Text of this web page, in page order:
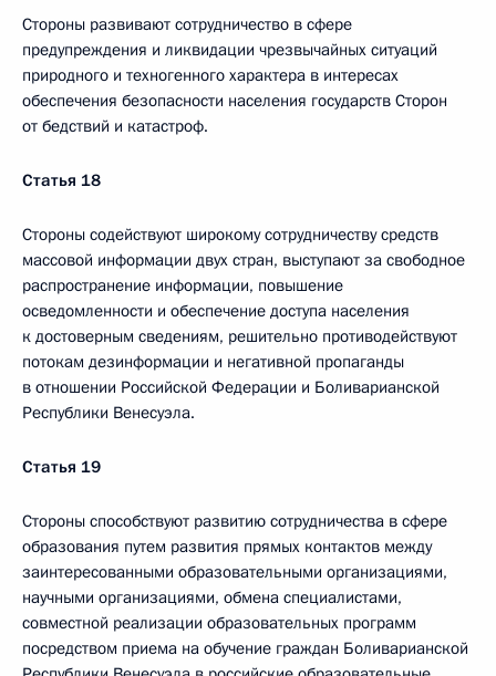
Стороны развивают сотрудничество в сфере
предупреждения и ликвидации чрезвычайных ситуаций
природного и техногенного характера в интересах
обеспечения безопасности населения государств Сторон
от бедствий и катастроф.
Статья 18
Стороны содействуют широкому сотрудничеству средств
массовой информации двух стран, выступают за свободное
распространение информации, повышение
осведомленности и обеспечение доступа населения
к достоверным сведениям, решительно противодействуют
потокам дезинформации и негативной пропаганды
в отношении Российской Федерации и Боливарианской
Республики Венесуэла.
Статья 19
Стороны способствуют развитию сотрудничества в сфере
образования путем развития прямых контактов между
заинтересованными образовательными организациями,
научными организациями, обмена специалистами,
совместной реализации образовательных программ
посредством приема на обучение граждан Боливарианской